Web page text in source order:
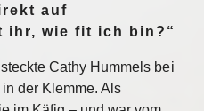
auf
ihr, wie fit ich bin?“
Cathy Hummels bei
in der Klemme. Als